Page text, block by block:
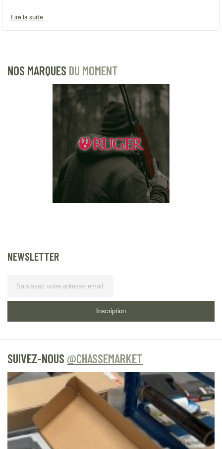
Lire la suite
NOS MARQUES DU MOMENT
NEWSLETTER
Inscription
SUIVEZ-NOUS @CHASSEMARKET